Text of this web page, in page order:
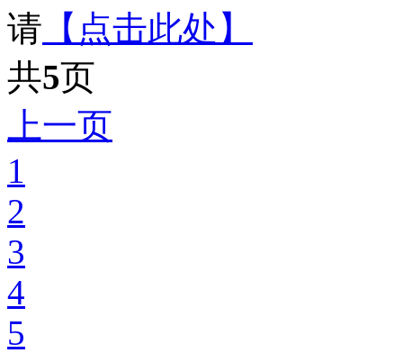
请 【点击此处】
共5页
上一页
1
2
3
4
5